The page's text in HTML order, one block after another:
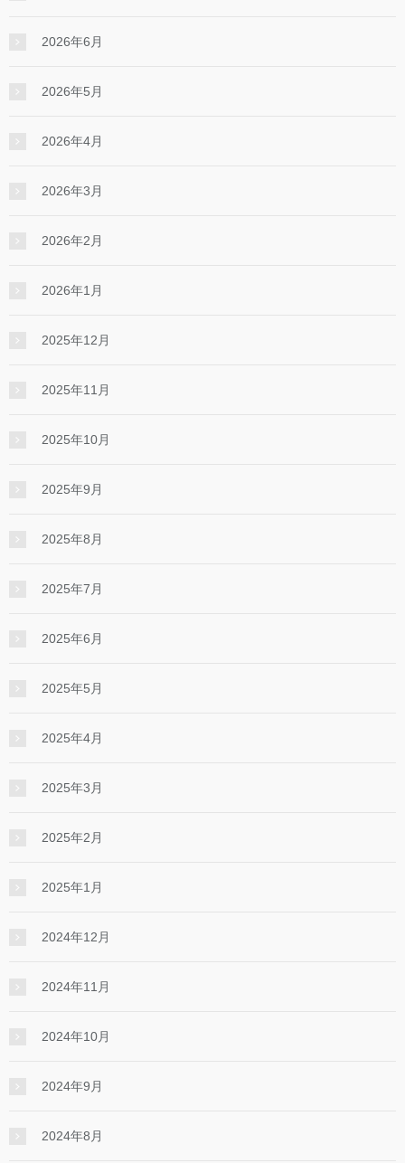
2026年6月
2026年5月
2026年4月
2026年3月
2026年2月
2026年1月
2025年12月
2025年11月
2025年10月
2025年9月
2025年8月
2025年7月
2025年6月
2025年5月
2025年4月
2025年3月
2025年2月
2025年1月
2024年12月
2024年11月
2024年10月
2024年9月
2024年8月